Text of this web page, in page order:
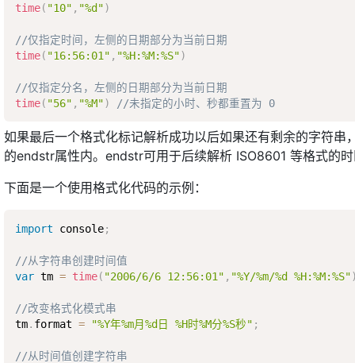
time( "10" , "%d")
//仅指定时间，左侧的日期部分为当前日期
time( "16:56:01" , "%H:%M:%S")
//仅指定分名，左侧的日期部分为当前日期
time( "56" , "%M") //未指定的小时、秒都重置为 0
如果最后一个格式化标记解析成功以后如果还有剩余的字符
的endstr属性内。endstr可用于后续解析 ISO8601 等格式的
下面是一个使用格式化代码的示例：
import console;
//从字符串创建时间值
var tm = time( "2006/6/6 12:56:01" , "%Y/%m/%d %H:%M:%S"
//改变格式化模式串
tm. format = "%Y年%m月%d日 %H时%M分%S秒" ;
//从时间值创建字符串